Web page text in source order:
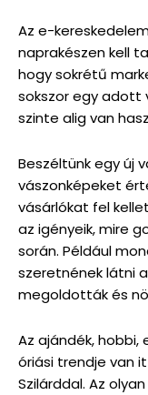
Az e-
naprakészen kell
hogy sokrétű
sokszor egy adott
szinte alig van
Beszéltünk egy új
vászonképeket
vásárlókat fel
az igényeik, mire
során. Például
szeretnének látni
megoldották és
Az ajándék,
óriási trendje van
Szilárddal. Az